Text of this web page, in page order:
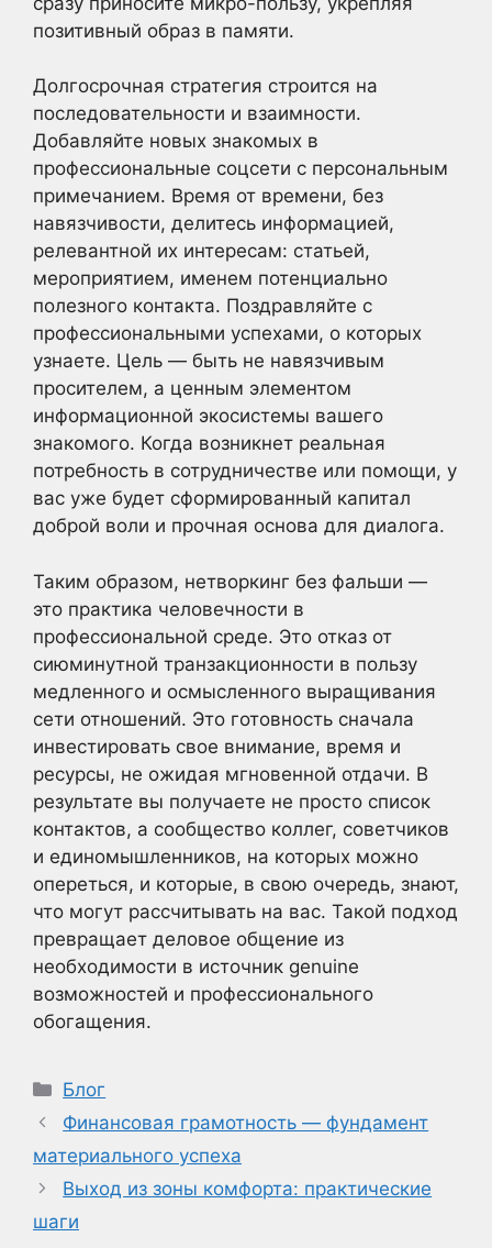
позитивный образ в памяти.
Долгосрочная стратегия строится на
последовательности и взаимности.
Добавляйте новых знакомых в
профессиональные соцсети с персональным
примечанием. Время от времени, без
навязчивости, делитесь информацией,
релевантной их интересам: статьей,
мероприятием, именем потенциально
полезного контакта. Поздравляйте с
профессиональными успехами, о которых
узнаете. Цель — быть не навязчивым
просителем, а ценным элементом
информационной экосистемы вашего
знакомого. Когда возникнет реальная
потребность в сотрудничестве или помощи, у
вас уже будет сформированный капитал
доброй воли и прочная основа для диалога.
Таким образом, нетворкинг без фальши —
это практика человечности в
профессиональной среде. Это отказ от
сиюминутной транзакционности в пользу
медленного и осмысленного выращивания
сети отношений. Это готовность сначала
инвестировать свое внимание, время и
ресурсы, не ожидая мгновенной отдачи. В
результате вы получаете не просто список
контактов, а сообщество коллег, советчиков
и единомышленников, на которых можно
опереться, и которые, в свою очередь, знают,
что могут рассчитывать на вас. Такой подход
превращает деловое общение из
необходимости в источник genuine
возможностей и профессионального
обогащения.
Рубрики
Блог
Финансовая грамотность — фундамент
материального успеха
Выход из зоны комфорта: практические
шаги